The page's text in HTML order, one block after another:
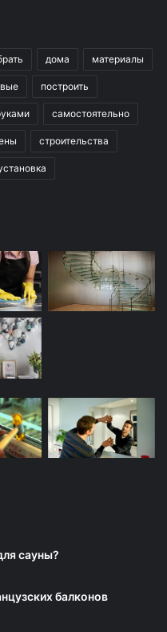
дома материалы
построить
самостоятельно
строительства
сауны?
балконов